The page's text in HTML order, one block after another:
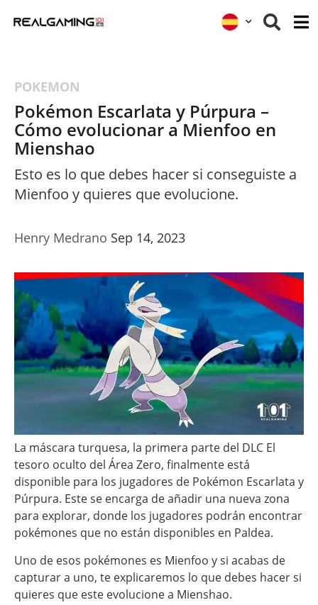
POKEMON
Pokémon Escarlata y Púrpura –
Cómo evolucionar a Mienfoo en
Mienshao
Esto es lo que debes hacer si conseguiste a
Mienfoo y quieres que evolucione.
Henry Medrano Sep 14, 2023
La máscara turquesa, la primera parte del DLC El
tesoro oculto del Área Zero, finalmente está
disponible para los jugadores de Pokémon Escarlata y
Púrpura. Este se encarga de añadir una nueva zona
para explorar, donde los jugadores podrán encontrar
pokémones que no están disponibles en Paldea.
Uno de esos pokémones es Mienfoo y si acabas de
capturar a uno, te explicaremos lo que debes hacer si
quieres que este evolucione a Mienshao.